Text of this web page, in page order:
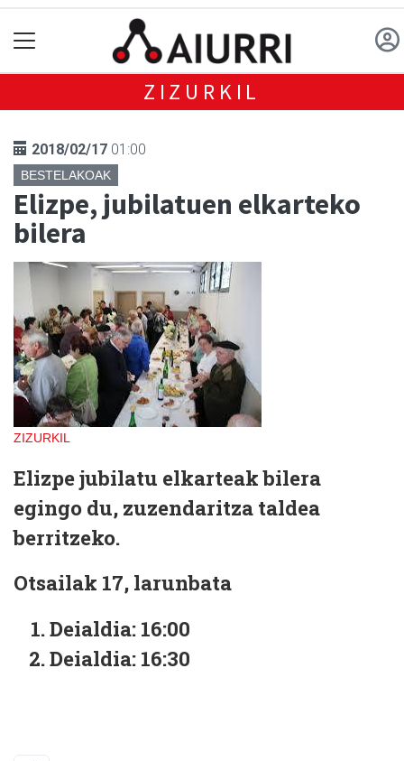
ZIZURKIL
2018/02/17 01:00
BESTELAKOAK
Elizpe, jubilatuen elkarteko
bilera
ZIZURKIL
Elizpe jubilatu elkarteak bilera
egingo du, zuzendaritza taldea
berritzeko.
Otsailak 17, larunbata
Deialdia: 16:00
Deialdia: 16:30